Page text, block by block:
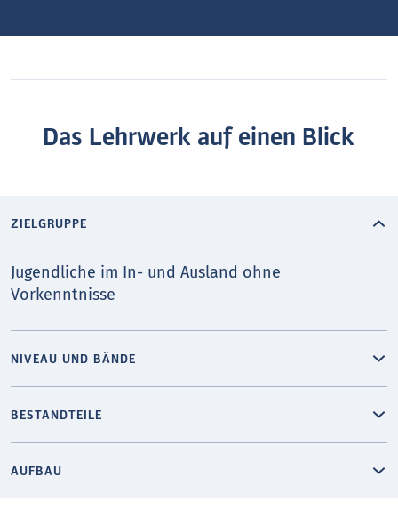
Das Lehrwerk auf einen Blick
ZIELGRUPPE
Jugendliche im In- und Ausland ohne
Vorkenntnisse
NIVEAU UND BÄNDE
BESTANDTEILE
AUFBAU